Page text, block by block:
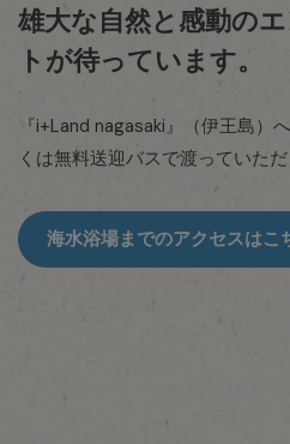
雄大な自然と感動の
トが待っています。
『i+Land nagasaki』（伊王島）へ
くは無料送迎バスで渡っていただ
海水浴場までのアクセスはこ